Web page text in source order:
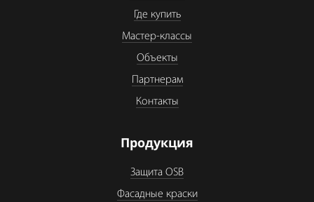
Где купить
Мастер-классы
Объекты
Партнерам
Контакты
Продукция
Защита OSB
Фасадные краски